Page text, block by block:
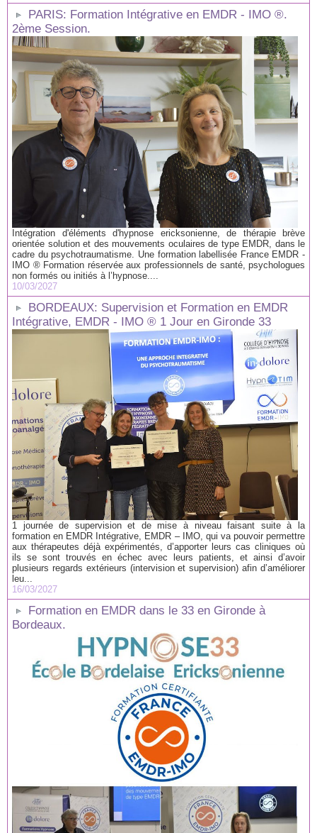
PARIS: Formation Intégrative en EMDR - IMO ®.
2ème Session.
Intégration d'éléments d'hypnose ericksonienne, de thérapie brève
orientée solution et des mouvements oculaires de type EMDR, dans le
cadre du psychotraumatisme. Une formation labellisée France EMDR -
IMO ® Formation réservée aux professionnels de santé, psychologues
non formés ou initiés à l’hypnose....
10/03/2027
BORDEAUX: Supervision et Formation en EMDR
Intégrative, EMDR - IMO ® 1 Jour en Gironde 33
1 journée de supervision et de mise à niveau faisant suite à la
formation en EMDR Intégrative, EMDR – IMO, qui va pouvoir permettre
aux thérapeutes déjà expérimentés, d’apporter leurs cas cliniques où
ils se sont trouvés en échec avec leurs patients, et ainsi d’avoir
plusieurs regards extérieurs (intervision et supervision) afin d’améliorer
leu...
16/03/2027
Formation en EMDR dans le 33 en Gironde à
Bordeaux.